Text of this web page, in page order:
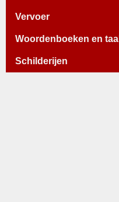
Vervoer
Woordenboeken en taal
Schilderijen